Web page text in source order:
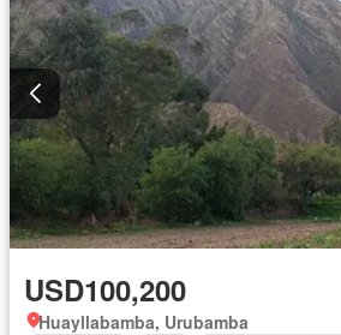
USD100,200
Huayllabamba, Urubamba